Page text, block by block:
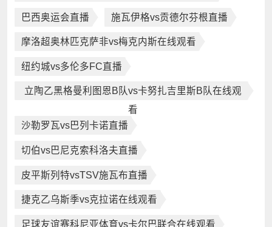
巴西奥运会直播 施瓦伊格vs贡德尔芬根直播
摩洛超奥林匹克萨非vs梅克内斯在线观看
纽约城vs多伦多FC直播
立陶乙黑格曼利图恩B队vs卡努扎吉里斯B队在线观
看
沙勒罗瓦vs巴列卡诺直播
切伯vs巴尼克索科洛夫直播
皮平斯列特vsTSV施瓦布直播
捷克乙乌斯季vs克拉诺在线观看
足球友谊赛科尼亚体育vs卡尔巴联合在线观看